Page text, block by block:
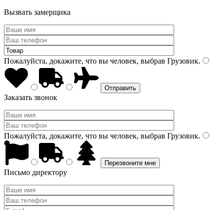
Вызвать замерщика
Пожалуйста, докажите, что вы человек, выбрав Грузовик.
Заказать звонок
Пожалуйста, докажите, что вы человек, выбрав Грузовик.
Письмо директору